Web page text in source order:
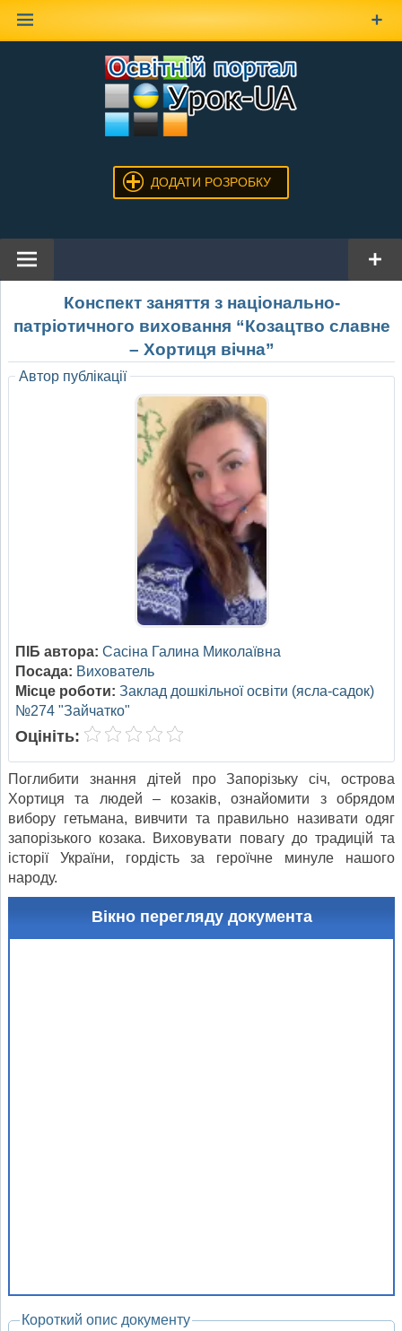
ДОДАТИ РОЗРОБКУ
Конспект заняття з національно-
патріотичного виховання “Козацтво славне
– Хортиця вічна”
Автор публікації
ПІБ автора: Сасіна Галина Миколаївна
Посада: Вихователь
Місце роботи: Заклад дошкільної освіти (ясла-садок)
№274 "Зайчатко"
Оцініть:
Поглибити знання дітей про Запорізьку січ, острова
Хортиця та людей – козаків, ознайомити з обрядом
вибору гетьмана, вивчити та правильно називати одяг
запорізького козака. Виховувати повагу до традицій та
історії України, гордість за героїчне минуле нашого
народу.
Вікно перегляду документа
Короткий опис документу